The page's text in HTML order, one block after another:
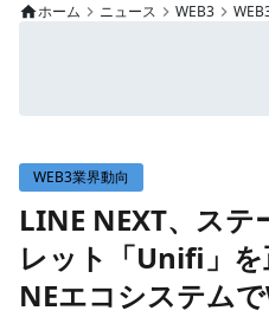
WEB3ガイド
インタビュー/WEB3
WEB3イベント
GAME
ゲームニュース
ECONOMY
ホーム ニュース WEB3
WEB3業界動向
LINE NEXT、ステ
レット「Unifi」
NEエコシステム